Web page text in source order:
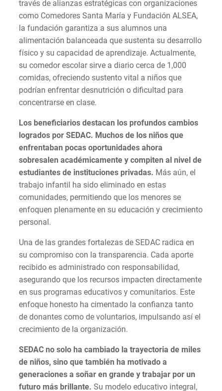
través de alianzas estratégicas con organizaciones
como Comedores Santa María y Fundación ALSEA,
la fundación garantiza a sus alumnos una
alimentación balanceada que sustenta su desarrollo
físico y su capacidad de aprendizaje. Actualmente,
su comedor escolar sirve a diario cerca de 1,000
comidas, ofreciendo sustento vital a niños que
podrían enfrentar desnutrición o dificultad para
concentrarse en clase.
Los beneficiarios destacan los profundos cambios
logrados por SEDAC. Muchos de los niños que
enfrentaban pocas oportunidades ahora
sobresalen académicamente y compiten al nivel de
estudiantes de instituciones privadas. Más aún, el
trabajo infantil ha sido eliminado en estas
comunidades, permitiendo que los menores se
enfoquen plenamente en su educación y crecimiento
personal.
Una de las grandes fortalezas de SEDAC radica en
su compromiso con la transparencia. Cada aporte
recibido es administrado con responsabilidad,
asegurando que los recursos impacten directamente
en sus programas educativos y comunitarios. Este
enfoque honesto ha cimentado la confianza tanto
de donantes como de voluntarios, impulsando así el
crecimiento de la organización.
SEDAC no solo ha cambiado la trayectoria de miles
de niños, sino que también ha motivado a
generaciones a soñar en grande y trabajar por un
futuro más brillante. Su modelo educativo integral,